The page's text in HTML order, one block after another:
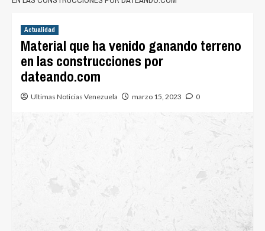
Actualidad
Material que ha venido ganando terreno
en las construcciones por
dateando.com
Ultimas Noticias Venezuela marzo 15, 2023 0